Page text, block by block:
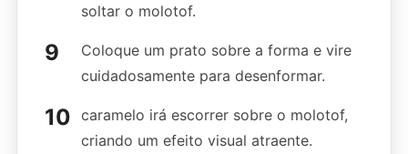
soltar o molotof.
Coloque um prato sobre a forma e vire
cuidadosamente para desenformar.
caramelo irá escorrer sobre o molotof,
criando um efeito visual atraente.